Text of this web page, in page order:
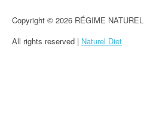
Copyright © 2026 RÉGIME NATUREL
All rights reserved | Naturel Diet